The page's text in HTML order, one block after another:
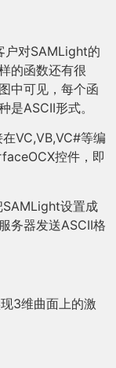
对SAMLight的
的函数还有很
中可见，每个函
ASCII形式。
VC,VB,VC#等编
控件，即
SAMLight设置成
务器发送ASCII格
3维曲面上的激